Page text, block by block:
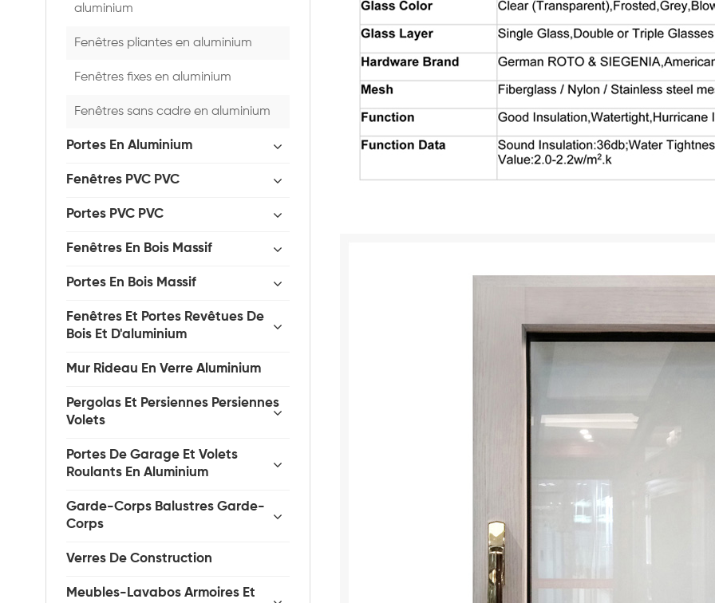
aluminium
Fenêtres pliantes en aluminium
Fenêtres fixes en aluminium
Fenêtres sans cadre en aluminium
Portes En Aluminium
Fenêtres PVC PVC
Portes PVC PVC
Fenêtres En Bois Massif
Portes En Bois Massif
Fenêtres Et Portes Revêtues De
Bois Et D'aluminium
Mur Rideau En Verre Aluminium
Pergolas Et Persiennes Persiennes
Volets
Portes De Garage Et Volets
Roulants En Aluminium
Garde-Corps Balustres Garde-
Corps
Verres De Construction
Meubles-Lavabos Armoires Et